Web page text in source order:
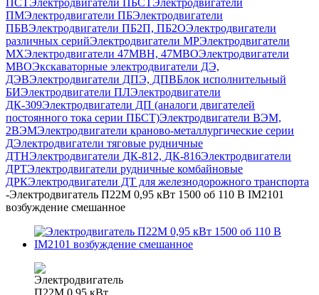
ПМЭлектродвигатели ПБЭлектродвигатели
ПБВЭлектродвигатели ПБ2П, ПБ2ОЭлектродвигатели
различных серийЭлектродвигатели МРЭлектродвигатели
MXЭлектродвигатели 47MBH, 47МВОЭлектродвигатели
MBOЭкскаваторные электродвигатели ДЭ,
ДЭВЭлектродвигатели ДПЭ, ДПВБлок исполнительный
БИЭлектродвигатели ПЛЭлектродвигатели
ДК-309Электродвигатели ДП (аналоги двигателей
постоянного тока серии ПБСТ)Электродвигатели ВЭМ,
2ВЭМЭлектродвигатели краново-металлургические серии
ДЭлектродвигатели тяговые рудничные
ДТНЭлектродвигатели ДК-812, ДК-816Электродвигатели
ДРТЭлектродвигатели рудничные комбайновые
ДРКЭлектродвигатели ДТ для железнодорожного транспорта
-Электродвигатель П22М 0,95 кВт 1500 об 110 В IM2101
возбуждение смешанное